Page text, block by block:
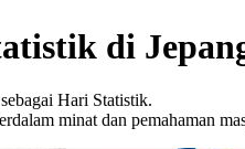
di
Hari Statistik.
minat dan pemahaman